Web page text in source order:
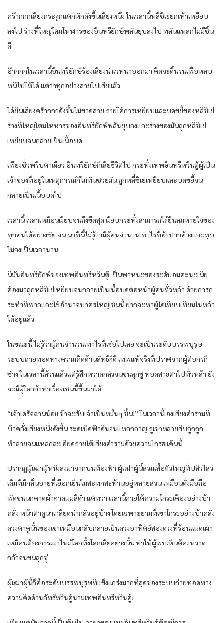
คร๊ากกกเสียงกระดูกแตกหักดังขึ้นเสียงหนึ่ง ในเวลานี้หลี่ชิเย่ยกเท้าเหยียบ
ลงไป ร่างที่ใหญ่โตมโหฬารของอินทรียักษ์พลันยุบลงไป พลันแหลกไม่มีชิ้น
ดี
อ๊ากกกในเวลานี้อินทรียักษ์ร้องเสียงน่าเวทนาออกมา คิดจะดิ้นรนเพื่อหลบ
หนีไปให้ได้ แต่ว่าทุกอย่างสายไปเสียแล้ว
ได้ยินเสียงคร๊ากกกดังขึ้นไม่ขาดสาย ภายใต้การเหยียบและบดขยี้ของหลี่ชิเย่
ร่างที่ใหญ่โตมโหฬารของอินทรียักษ์พลันยุบลงและร่างของมันถูกหลี่ชิเย่
เหยียบจนกลายเป็นเนื้อบด
เพียงชั่วพริบตาเดียว อินทรียักษ์ก็เสียชีวิตไป กระทั่งเทพอินทรีหวินตู้ผู้เป็น
เจ้าของที่อยู่ในเหตุการณ์ก็ไม่ทันช่วยมัน ถูกหลี่ชิเย่เหยียบและบดขยี้จน
กลายเป็นเนื้อบดไป
เวลานี้ เวลาเหมือนเงียบจนถึงขีดสุด เงียบกระทั่งสามารถได้ยินลมหายใจของ
ทุกคนได้อย่างชัดเจน นาทีนี้ไม่รู้ว่ามีผู้คนจำนวนเท่าไรที่อ้าปากค้างและหุบ
ไม่ลงเป็นเวลานาน
นี่มันอินทรียักษ์ของเทพอินทรีหวินตู้ เป็นพาหนะของระดับอมตะนะเนี่ย
ต้องมาถูกหลี่ชิเย่เหยียบจนกลายเป็นเนื้อบดต่อหน้าผู้คนทั่วหล้า ด้วยการก
ระทำที่พาลและใช้อำนาจบาตรใหญ่เช่นนี้ ยากจะหาผู้ใดเทียบเทียมในหล้า
ได้อยู่แล้ว
ในขณะนี้ ไม่รู้ว่าผู้คนจำนวนเท่าไรที่เซ่อไปเลย จะเป็นระดับบรรพบุรุษ
ระบบถ่ายทอดทางความคิดด้านลัทธิก็ดี เทพแท้จริงที่ปราศจากผู้ต่อกรก็
ช่าง ในเวลานี้ล้วนแล้วแต่รู้สึกหวาดกลัวจนขนลุกซู่ ทอดสายตาไปทั่วหล้า ยัง
จะมีผู้ใดกล้าทำเรื่องเช่นนี้ขึ้นมาได้
“เจ้าเดรัจฉานน้อย ข้าจะสับเจ้าเป็นหมื่นๆ ชิ้น!” ในเวลานี้เองเสียงคำรามที่
บ้าคลั่งเสียงหนึ่งดังขึ้น ระดเบิดฟ้าดินจนแหลกลาญ ภูเขาหลายสิบลูกถูก
ทำลายจนแหลกละเอียดภายใต้เสียงคำรามด้วยความโกรธแค้นนี้
ปรากฏผู้เฒ่าผู้หนึ่งลงมาจากบนท้องฟ้า ผู้เฒ่าผู้นี้สวมเสื้อตัวใหญ่ที่ปลิวไสว
เดิมทีมีกลิ่นอายที่เยือกเย็นไม่สะทกสะท้านอยู่หลายส่วน เหมือนดั่งมือถือ
พัดขนนกคาดผ้าคาดผมสีดำ แต่ทว่า เวลานี้ภายใต้ความโกรธเคืองอย่างบ้า
คลั่ง หน้าตาดูน่าเกลียดน่ากลัวอยู่บ้าง โดยเฉพาะยามที่เขาโกรธอย่างบ้าคลั่ง
ดวงตาคู่นั้นของเขาเหมือนกลับกลายเป็นดวงอาทิตย์สองดวงที่ร้อนแผดเผา
เหมือนต้องการเผาไหม้โลกทั้งโลกเสียอย่างนั้น ทำให้ผู้พบเห็นต้องหวาด
กลัวจนขนลุกซู่
ผู้เฒ่าผู้นี้ก็คือระดับบรรพบุรุษที่แข็งแกร่งมากที่สุดของระบบถ่ายทอดทาง
ความคิดด้านลัทธิหวินตู้นามเทพอินทรีหวินตู้!